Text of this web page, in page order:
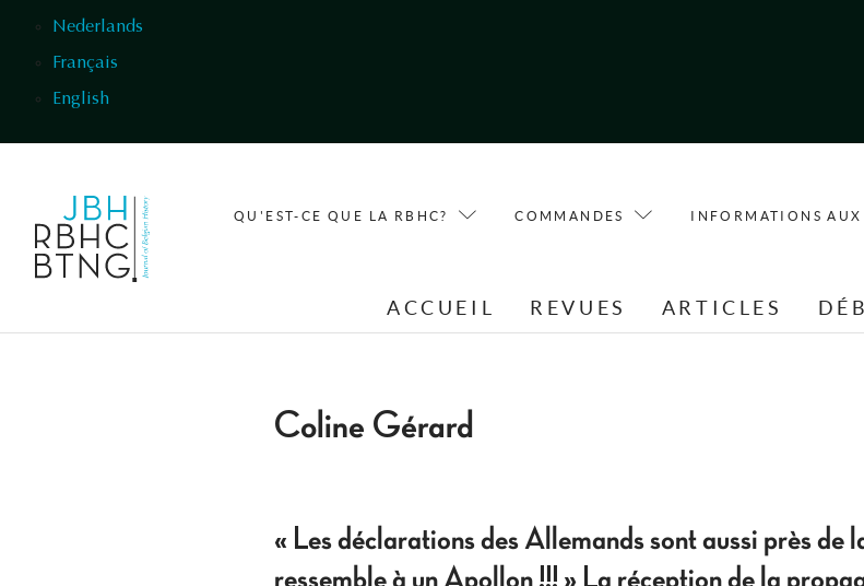
Nederlands
Français
English
QU'EST-CE QUE LA RBHC? COMMANDES INFORMATIONS AUX
ACCUEIL REVUES ARTICLES
Coline Gérard
« Les déclarations des Allemands sont aussi près de